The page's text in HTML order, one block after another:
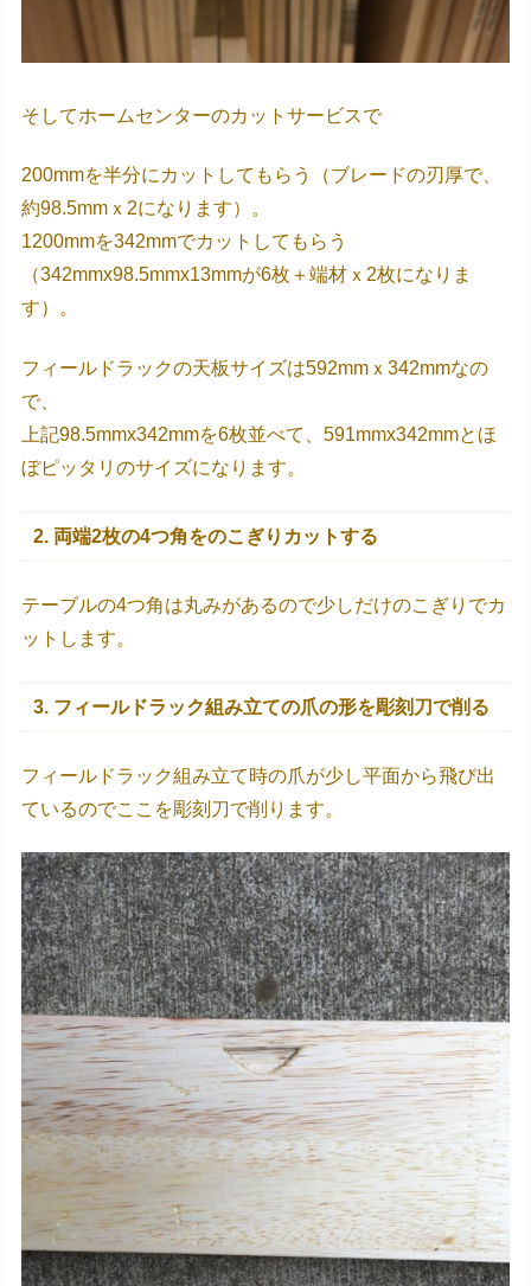
そしてホームセンターのカットサービスで
200mmを半分にカットしてもらう（ブレードの刃厚で、
約98.5mmｘ2になります）。
1200mmを342mmでカットしてもらう
（342mmx98.5mmx13mmが6枚＋端材ｘ2枚になりま
す）。
フィールドラックの天板サイズは592mmｘ342mmなの
で、
上記98.5mmx342mmを6枚並べて、591mmx342mmとほ
ぼピッタリのサイズになります。
2. 両端2枚の4つ角をのこぎりカットする
テーブルの4つ角は丸みがあるので少しだけのこぎりでカ
ットします。
3. フィールドラック組み立ての爪の形を彫刻刀で削る
フィールドラック組み立て時の爪が少し平面から飛び出
ているのでここを彫刻刀で削ります。